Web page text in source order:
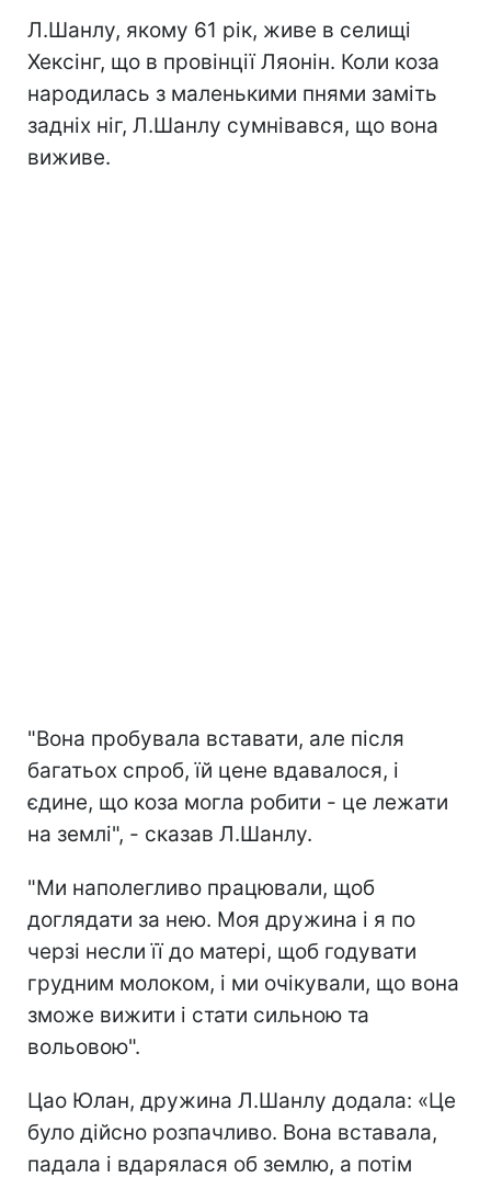
Л.Шанлу, якому 61 рік, живе в селищі
Хексінг, що в провінції Ляонін. Коли коза
народилась з маленькими пнями заміть
задніх ніг, Л.Шанлу сумнівався, що вона
виживе.
"Вона пробувала вставати, але після
багатьох спроб, їй цене вдавалося, і
єдине, що коза могла робити - це лежати
на землі", - сказав Л.Шанлу.
"Ми наполегливо працювали, щоб
доглядати за нею. Моя дружина і я по
черзі несли її до матері, щоб годувати
грудним молоком, і ми очікували, що вона
зможе вижити і стати сильною та
вольовою".
Цао Юлан, дружина Л.Шанлу додала: «Це
було дійсно розпачливо. Вона вставала,
падала і вдарялася об землю, а потім